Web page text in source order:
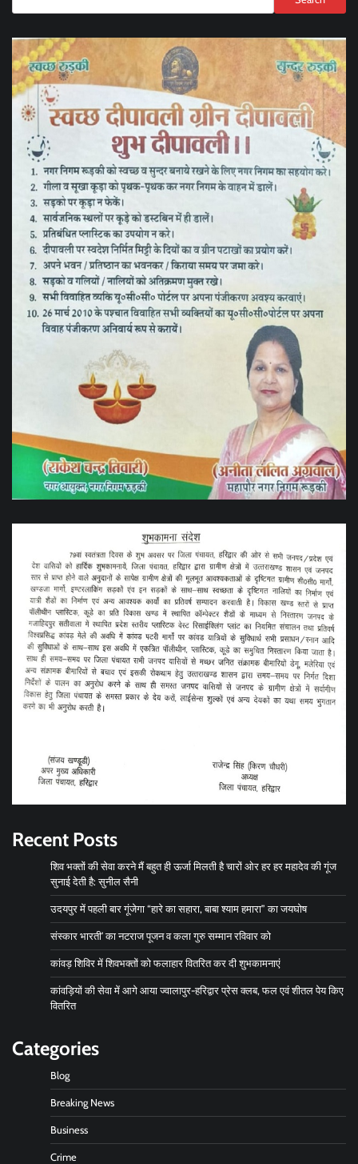
Recent Posts
शिव भक्तों की सेवा करने मैं बहुत ही ऊर्जा मिलती है चारों ओर हर हर महादेव की गूंज
सुनाई देती है: सुनील सैनी
उदयपुर में पहली बार गूंजेगा “हारे का सहारा, बाबा श्याम हमारा” का जयघोष
संस्कार भारती’ का नटराज पूजन व कला गुरु सम्मान रविवार को
कांवड़ शिविर में शिवभक्तों को फलाहार वितरित कर दी शुभकामनाएं
कांवड़ियों की सेवा में आगे आया ज्वालापुर-हरिद्वार प्रेस क्लब, फल एवं शीतल पेय किए
वितरित
Categories
Blog
Breaking News
Business
Crime